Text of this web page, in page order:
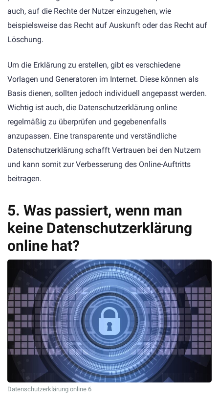
auch, auf die Rechte der Nutzer einzugehen, wie
beispielsweise das Recht auf Auskunft oder das Recht auf
Löschung.
Um die Erklärung zu erstellen, gibt es verschiedene
Vorlagen und Generatoren im Internet. Diese können als
Basis dienen, sollten jedoch individuell angepasst werden.
Wichtig ist auch, die Datenschutzerklärung online
regelmäßig zu überprüfen und gegebenenfalls
anzupassen. Eine transparente und verständliche
Datenschutzerklärung schafft Vertrauen bei den Nutzern
und kann somit zur Verbesserung des Online-Auftritts
beitragen.
5. Was passiert, wenn man
keine Datenschutzerklärung
online hat?
Datenschutzerklärung online 6